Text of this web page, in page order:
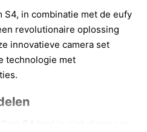
S4, in combinatie met de eufy
revolutionaire oplossing
innovatieve camera set
technologie met